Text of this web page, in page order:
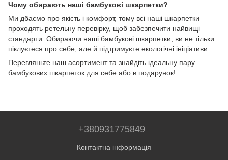
Чому обирають наші бамбукові шкарпетки?
Ми дбаємо про якість і комфорт, тому всі наші шкарпетки
проходять ретельну перевірку, щоб забезпечити найвищі
стандарти. Обираючи наші бамбукові шкарпетки, ви не тільки
піклуєтеся про себе, але й підтримуєте екологічні ініціативи.
Перегляньте наш асортимент та знайдіть ідеальну пару
бамбукових шкарпеток для себе або в подарунок!
+380931775849
Контактна інформація